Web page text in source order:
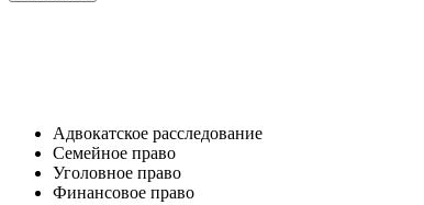
Адвокатское расследование
Семейное право​
Уголовное право​
Финансовое право